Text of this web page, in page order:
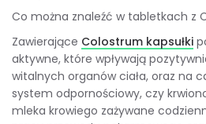
Co można znaleźć w tabletkach z
Zawierające Colostrum kapsułki
aktywne, które wpływają
witalnych organów ciała, oraz na
system odpornościowy, czy
mleka krowiego zażywane